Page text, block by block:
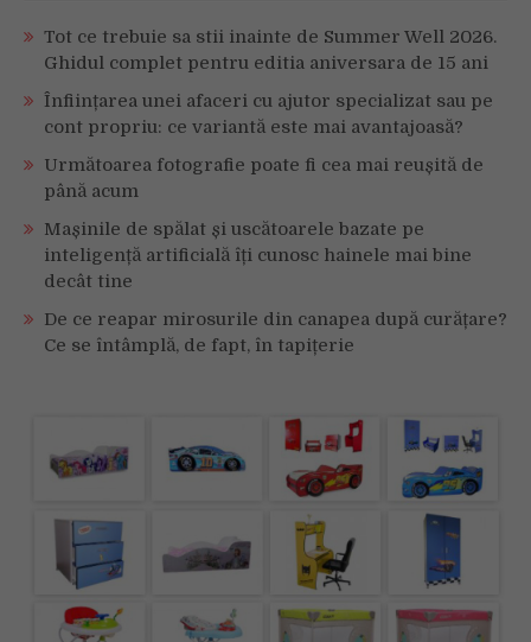
Tot ce trebuie sa stii inainte de Summer Well 2026.
Ghidul complet pentru editia aniversara de 15 ani
Înființarea unei afaceri cu ajutor specializat sau pe
cont propriu: ce variantă este mai avantajoasă?
Următoarea fotografie poate fi cea mai reușită de
până acum
Mașinile de spălat și uscătoarele bazate pe
inteligență artificială îți cunosc hainele mai bine
decât tine
De ce reapar mirosurile din canapea după curățare?
Ce se întâmplă, de fapt, în tapițerie